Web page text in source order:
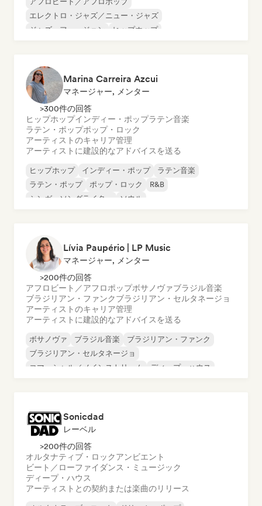
エレクトロ・ジャズ／ニュー・ジャズ
ジャズ・フュージョン
ヒップホップ
R&B
Marina Carreira Azcui
マネージャー, メンター
>300件の回答
ヒップホップインディー・ポップラテン音楽
ラテン・ポップポップ・ロック
アーティストのキャリア管理
アーティストに建設的なアドバイスを送る
ヒップホップ インディー・ポップ
ラテン音楽
ラテン・ポップ
ポップ・ロック
R&B
シンガーソングライター
ソウル
Lívia Paupério | LP Music
マネージャー, メンター
>200件の回答
アフロビート／アフロポップボサノヴァブラジル音楽
ブラジリアン・ファンクブラジリアン・セルタネージョ
アーティストのキャリア管理
アーティストに建設的なアドバイスを送る
ボサノヴァ ブラジル音楽
ブラジリアン・ファンク
ブラジリアン・セルタネージョ
コマーシャル／メインストリーム
ディープ・ハウス
Sonicdad
レーベル
>200件の回答
オルタナティブ・ロックアンビエント
ビート／ローファイ ダンス・ミュージック
ディープ・ハウス
アーティストとの契約または楽曲のリリース